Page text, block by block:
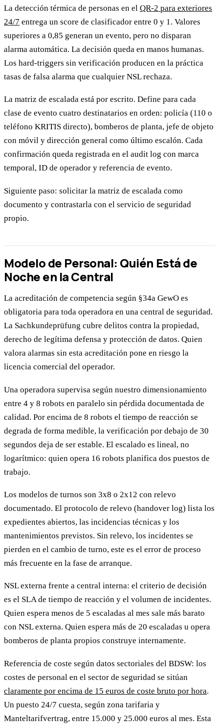
La detección térmica de personas en el QR-2 para exteriores
24/7 entrega un score de clasificador entre 0 y 1. Valores
superiores a 0,85 generan un evento, pero no disparan
alarma automática. La decisión queda en manos humanas.
Los hard-triggers sin verificación producen en la práctica
tasas de falsa alarma que cualquier NSL rechaza.
La matriz de escalada está por escrito. Define para cada
clase de evento cuatro destinatarios en orden: policía (110 o
teléfono KRITIS directo), bomberos de planta, jefe de objeto
con móvil y dirección general como último escalón. Cada
confirmación queda registrada en el audit log con marca
temporal, ID de operador y referencia de evento.
Siguiente paso: solicitar la matriz de escalada como
documento y contrastarla con el servicio de seguridad
propio.
Modelo de Personal: Quién Está de
Noche en la Central
La acreditación de competencia según §34a GewO es
obligatoria para toda operadora en una central de seguridad.
La Sachkundeprüfung cubre delitos contra la propiedad,
derecho de legítima defensa y protección de datos. Quien
valora alarmas sin esta acreditación pone en riesgo la
licencia comercial del operador.
Una operadora supervisa según nuestro dimensionamiento
entre 4 y 8 robots en paralelo sin pérdida documentada de
calidad. Por encima de 8 robots el tiempo de reacción se
degrada de forma medible, la verificación por debajo de 30
segundos deja de ser estable. El escalado es lineal, no
logarítmico: quien opera 16 robots planifica dos puestos de
trabajo.
Los modelos de turnos son 3x8 o 2x12 con relevo
documentado. El protocolo de relevo (handover log) lista los
expedientes abiertos, las incidencias técnicas y los
mantenimientos previstos. Sin relevo, los incidentes se
pierden en el cambio de turno, este es el error de proceso
más frecuente en la fase de arranque.
NSL externa frente a central interna: el criterio de decisión
es el SLA de tiempo de reacción y el volumen de incidentes.
Quien espera menos de 5 escaladas al mes sale más barato
con NSL externa. Quien espera más de 20 escaladas u opera
bomberos de planta propios construye internamente.
Referencia de coste según datos sectoriales del BDSW: los
costes de personal en el sector de seguridad se sitúan
claramente por encima de 15 euros de coste bruto por hora.
Un puesto 24/7 cuesta, según zona tarifaria y
Manteltarifvertrag, entre 15.000 y 25.000 euros al mes. Esta